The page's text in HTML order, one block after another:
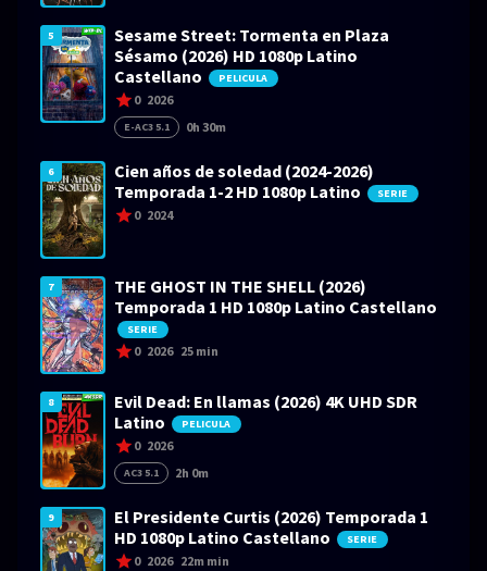
5
Sesame Street: Tormenta en Plaza
Sésamo (2026) HD 1080p Latino
Castellano
PELICULA
0 2026
E-AC3 5.1 0h 30m
6
Cien años de soledad (2024-2026)
Temporada 1-2 HD 1080p Latino
SERIE
0 2024
7
THE GHOST IN THE SHELL (2026)
Temporada 1 HD 1080p Latino Castellano
SERIE
0 2026 25 min
8
Evil Dead: En llamas (2026) 4K UHD SDR
Latino
PELICULA
0 2026
AC3 5.1 2h 0m
9
El Presidente Curtis (2026) Temporada 1
HD 1080p Latino Castellano
SERIE
0 2026 22m min